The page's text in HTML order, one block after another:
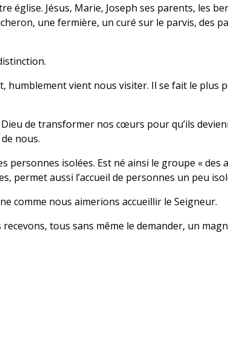
église. Jésus, Marie, Joseph ses parents, les
une fermière, un curé sur le parvis, des
humblement vient nous visiter. Il se fait le plus
de transformer nos cœurs pour qu’ils
nous.
personnes isolées. Est né ainsi le groupe « des
permet aussi l’accueil de personnes un peu
comme nous aimerions accueillir le Seigneur.
tous sans même le demander, un